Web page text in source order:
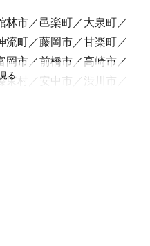
お願いいたします。
林市 邑楽町
大泉町
流町 藤岡市
甘楽町
岡市 前橋市
高崎市
東村 安中市
渋川市
山村